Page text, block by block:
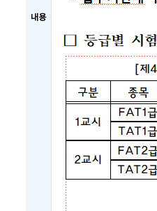
내용